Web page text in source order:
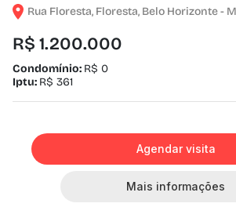
Rua Floresta, Floresta, Belo Horizonte -
R$ 1.200.000
Condomínio: R$ 0
Iptu: R$ 361
Agendar visita
Mais informações